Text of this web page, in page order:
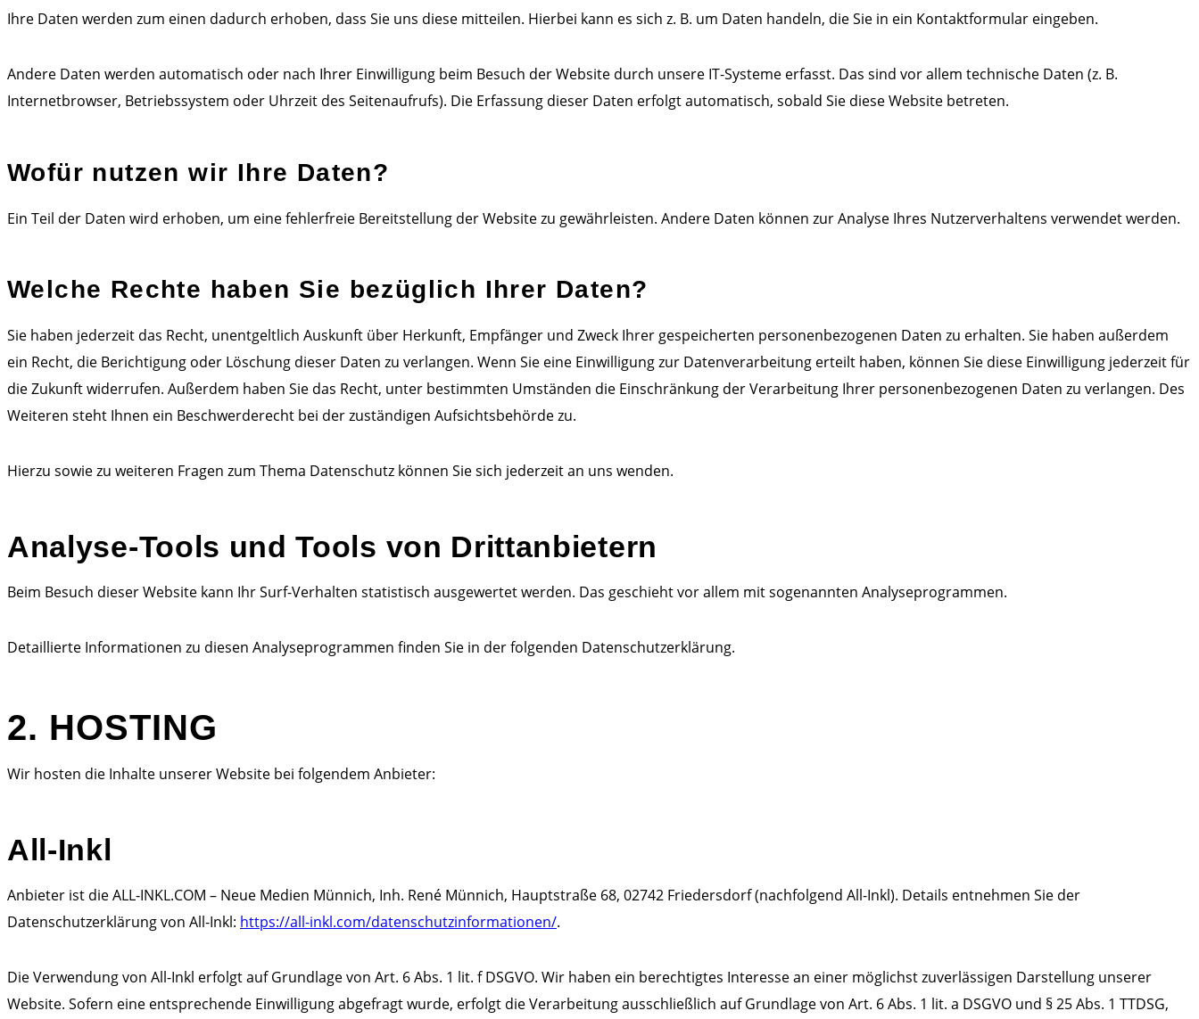
Ihre Daten werden zum einen dadurch erhoben, dass Sie uns diese mitteilen. Hierbei kann es sich z. B. um Daten handeln, die Sie in ein Kontaktformular eingeben.
Andere Daten werden automatisch oder nach Ihrer Einwilligung beim Besuch der Website durch unsere IT-Systeme erfasst. Das sind vor allem technische Daten (z. B.
Internetbrowser, Betriebssystem oder Uhrzeit des Seitenaufrufs). Die Erfassung dieser Daten erfolgt automatisch, sobald Sie diese Website betreten.
Wofür nutzen wir Ihre Daten?
Ein Teil der Daten wird erhoben, um eine fehlerfreie Bereitstellung der Website zu gewährleisten. Andere Daten können zur Analyse Ihres Nutzerverhaltens verwendet werden.
Welche Rechte haben Sie bezüglich Ihrer Daten?
Sie haben jederzeit das Recht, unentgeltlich Auskunft über Herkunft, Empfänger und Zweck Ihrer gespeicherten personenbezogenen Daten zu erhalten. Sie haben außerdem
ein Recht, die Berichtigung oder Löschung dieser Daten zu verlangen. Wenn Sie eine Einwilligung zur Datenverarbeitung erteilt haben, können Sie diese Einwilligung jederzeit für
die Zukunft widerrufen. Außerdem haben Sie das Recht, unter bestimmten Umständen die Einschränkung der Verarbeitung Ihrer personenbezogenen Daten zu verlangen. Des
Weiteren steht Ihnen ein Beschwerderecht bei der zuständigen Aufsichtsbehörde zu.
Hierzu sowie zu weiteren Fragen zum Thema Datenschutz können Sie sich jederzeit an uns wenden.
Analyse-Tools und Tools von Dritt­anbietern
Beim Besuch dieser Website kann Ihr Surf-Verhalten statistisch ausgewertet werden. Das geschieht vor allem mit sogenannten Analyseprogrammen.
Detaillierte Informationen zu diesen Analyseprogrammen finden Sie in der folgenden Datenschutzerklärung.
2. HOSTING
Wir hosten die Inhalte unserer Website bei folgendem Anbieter:
All-Inkl
Anbieter ist die ALL-INKL.COM – Neue Medien Münnich, Inh. René Münnich, Hauptstraße 68, 02742 Friedersdorf (nachfolgend All-Inkl). Details entnehmen Sie der
Datenschutzerklärung von All-Inkl: https://all-inkl.com/datenschutzinformationen/.
Die Verwendung von All-Inkl erfolgt auf Grundlage von Art. 6 Abs. 1 lit. f DSGVO. Wir haben ein berechtigtes Interesse an einer möglichst zuverlässigen Darstellung unserer
Website. Sofern eine entsprechende Einwilligung abgefragt wurde, erfolgt die Verarbeitung ausschließlich auf Grundlage von Art. 6 Abs. 1 lit. a DSGVO und § 25 Abs. 1 TTDSG,